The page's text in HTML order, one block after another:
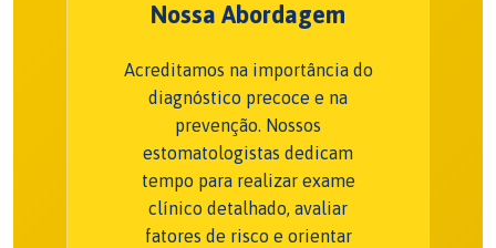
Nossa Abordagem
Acreditamos na importância do
diagnóstico precoce e na
prevenção. Nossos
estomatologistas dedicam
tempo para realizar exame
clínico detalhado, avaliar
fatores de risco e orientar